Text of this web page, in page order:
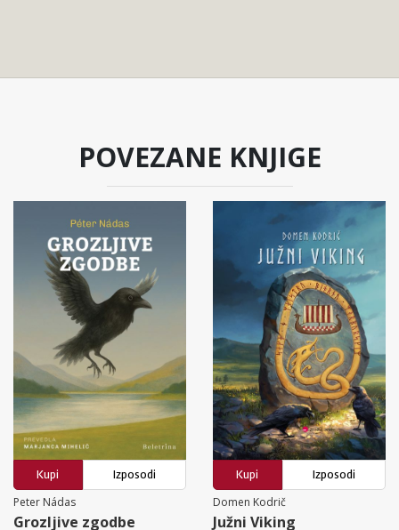
POVEZANE KNJIGE
Kupi
Izposodi
Peter Nádas
Grozljive zgodbe
Kupi
Izposodi
Domen Kodrič
Južni Viking